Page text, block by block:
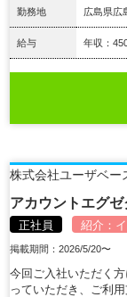
勤務地 広島県広
給与 年収：
株式会社ユーザベー
アカウントエグ
正社員 紹介：
掲載期間：2026/5/20〜
今回ご入社いただく
っていただき、ご利